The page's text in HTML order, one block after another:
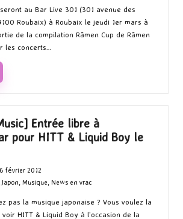
au Bar Live 301 (301 avenue des
Roubaix) à Roubaix le jeudi 1er mars à
de la compilation Râmen Cup de Râmen
les concerts…
Entrée libre à
pour HITT & Liquid Boy le
février 2012
Japon ,Musique News en vrac
pas la musique japonaise ? Vous voulez la
HITT & Liquid Boy à l'occasion de la